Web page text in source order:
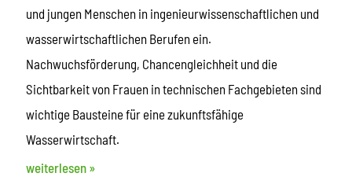
und jungen Menschen in ingenieurwissenschaftlichen und
wasserwirtschaftlichen Berufen ein.
Nachwuchsförderung, Chancengleichheit und die
Sichtbarkeit von Frauen in technischen Fachgebieten sind
wichtige Bausteine für eine zukunftsfähige
Wasserwirtschaft.
weiterlesen »